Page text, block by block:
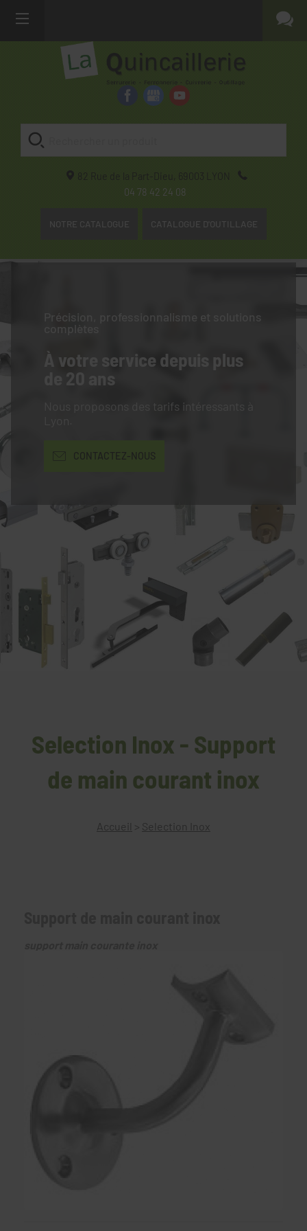
82 Rue de la Part-Dieu, 69003
LYON
04 78 42 24 08
NOTRE CATALOGUE CATALOGUE D'OUTILLAGE
Précision, professionnalisme et solutions
complètes
À votre service depuis plus
de 20 ans
Nous proposons des tarifs intéressants à
CONTACTEZ-NOUS
Selection Inox - Support
de main courant inox
Accueil > Selection Inox